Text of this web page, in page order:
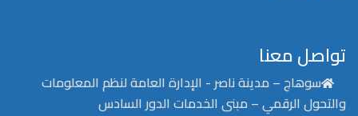
تواصل معنا
سوهاج – مدينة ناصر - الإدارة العامة لنظم المعلومات
والتحول الرقمي – مبنى الخدمات الدور السادس